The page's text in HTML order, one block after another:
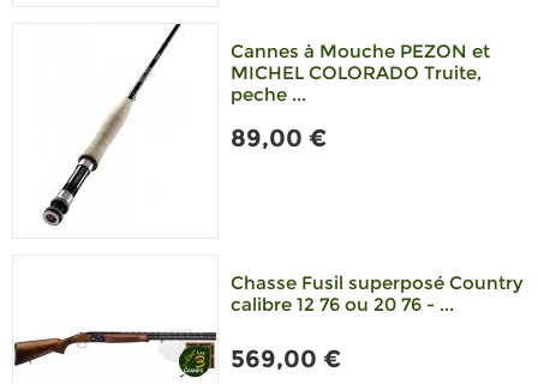
Cannes à Mouche PEZON et
MICHEL COLORADO Truite,
peche ...
89,00 €
Chasse Fusil superposé Country
calibre 12 76 ou 20 76 - ...
569,00 €